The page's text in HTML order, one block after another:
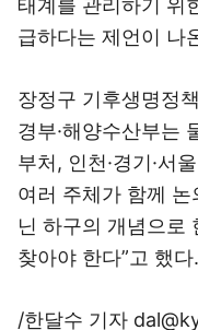
태계를 관리하기 위
급하다는 제언이 나
장정구 기후생명정
경부·해양수산부는
부처, 인천·경기·서
여러 주체가 함께 논
닌 하구의 개념으로
찾아야 한다”고 했다.
/한달수 기자